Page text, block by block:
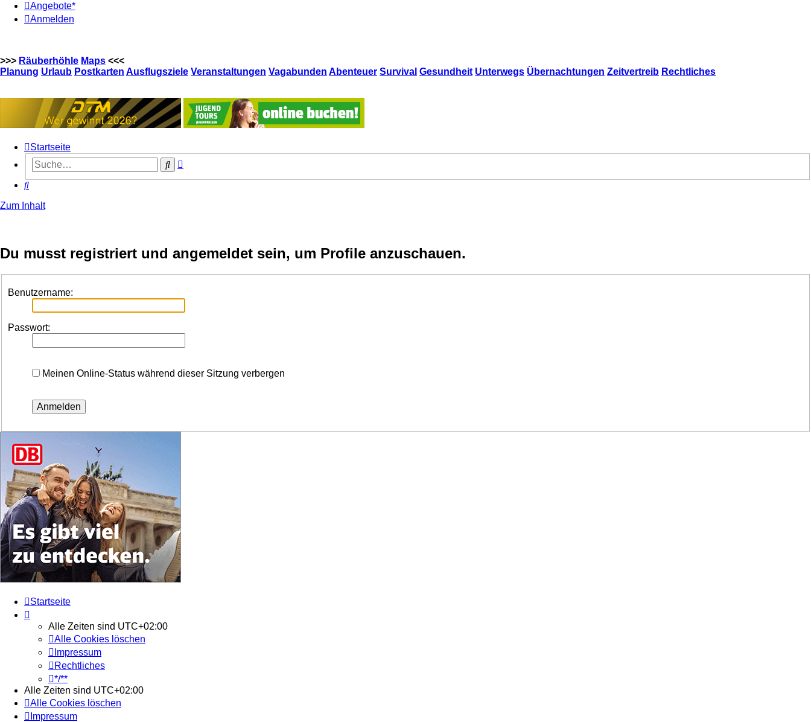
Angebote*
Anmelden
>>> Räuberhöhle Maps <<<
Planung Urlaub Postkarten Ausflugsziele Veranstaltungen Vagabunden Abenteuer Survival Gesundheit Unterwegs Übernachtungen Zeitvertreib Rechtliches
Startseite
Suche
Suche
Zum Inhalt
Du musst registriert und angemeldet sein, um Profile anzuschauen.
Benutzername:
Passwort:
Meinen Online-Status während dieser Sitzung verbergen
Startseite
Alle Zeiten sind UTC+02:00
Alle Cookies löschen
Impressum
Rechtliches
*/**
Alle Zeiten sind UTC+02:00
Alle Cookies löschen
Impressum